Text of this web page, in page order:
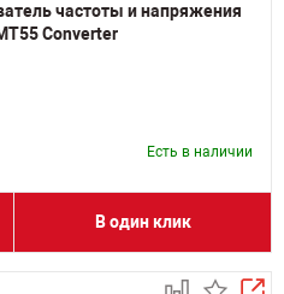
частоты и напряжения
Converter
Есть в наличии
В один клик